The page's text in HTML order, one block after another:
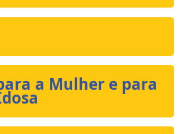
a Mulher e para